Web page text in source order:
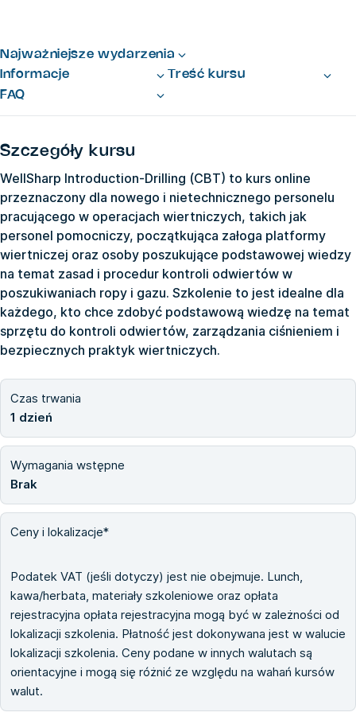
Najważniejsze wydarzenia
Informacje
Treść kursu
FAQ
Szczegóły kursu
WellSharp Introduction-Drilling (CBT) to kurs online
przeznaczony dla nowego i nietechnicznego personelu
pracującego w operacjach wiertniczych, takich jak
personel pomocniczy, początkująca załoga platformy
wiertniczej oraz osoby poszukujące podstawowej wiedzy
na temat zasad i procedur kontroli odwiertów w
poszukiwaniach ropy i gazu. Szkolenie to jest idealne dla
każdego, kto chce zdobyć podstawową wiedzę na temat
sprzętu do kontroli odwiertów, zarządzania ciśnieniem i
bezpiecznych praktyk wiertniczych.
Czas trwania
1 dzień
Wymagania wstępne
Brak
Ceny i lokalizacje*
Podatek VAT (jeśli dotyczy) jest nie obejmuje. Lunch,
kawa/herbata, materiały szkoleniowe oraz opłata
rejestracyjna opłata rejestracyjna mogą być w zależności od
lokalizacji szkolenia. Płatność jest dokonywana jest w walucie
lokalizacji szkolenia. Ceny podane w innych walutach są
orientacyjne i mogą się różnić ze względu na wahań kursów
walut.